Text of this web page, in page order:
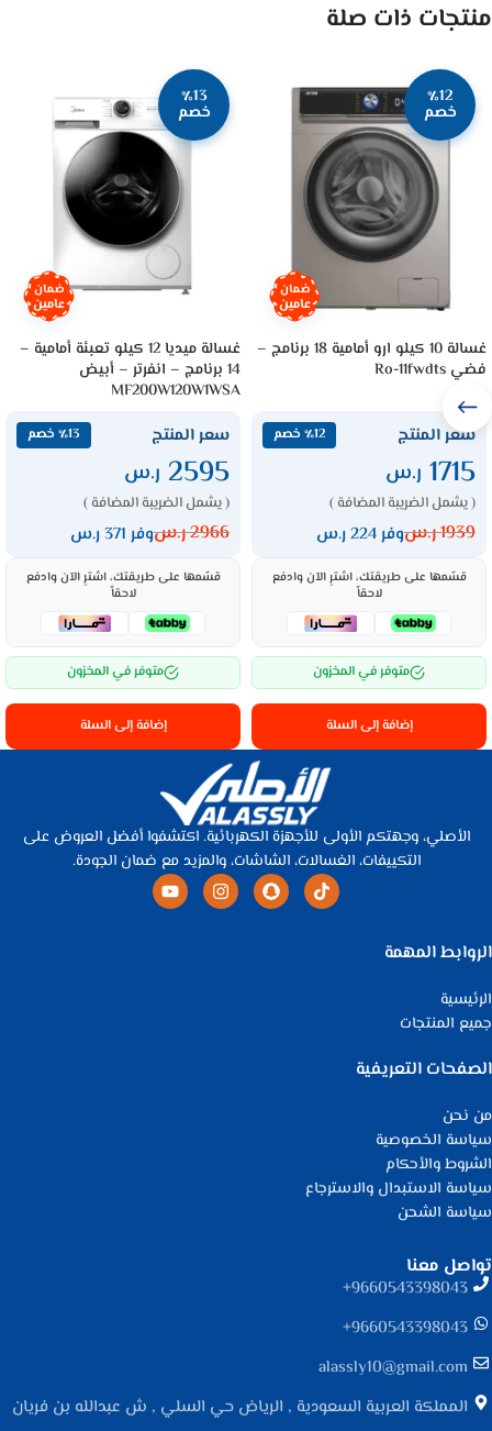
منتجات ذات صلة
٪12
خصم
ضمان
عامين
غسالة 10 كيلو ارو أمامية 18 برنامج –
فضي Ro-11fwdts
سعر المنتج ٪12 خصم
1715 ر.س
( يشمل الضريبة المضافة )
1939ر.سوفر 224 ر.س
قسّمها على طريقتك، اشترِ الآن وادفع
لاحقاً
متوفر في المخزون
إضافة إلى السلة
٪13
خصم
ضمان
عامين
غسالة ميديا 12 كيلو تعبئة أمامية –
14 برنامج – انفرتر – أبيض
MF200W120W1WSA
سعر المنتج ٪13 خصم
2595 ر.س
( يشمل الضريبة المضافة )
2966ر.سوفر 371 ر.س
قسّمها على طريقتك، اشترِ الآن وادفع
لاحقاً
متوفر في المخزون
إضافة إلى السلة
الأصلي، وجهتكم الأولى للأجهزة الكهربائية. اكتشفوا أفضل العروض على
التكييفات، الغسالات، الشاشات، والمزيد مع ضمان الجودة.
الروابط المهمة
الرئيسية
جميع المنتجات
الصفحات التعريفية
من نحن
سياسة الخصوصية
الشروط والأحكام
سياسة الاستبدال والاسترجاع
سياسة الشحن
تواصل معنا
9660543398043⁩+
9660543398043⁩+
alassly10@gmail.com
المملكة العربية السعودية , الرياض حي السلي , ش عبدالله بن فريان